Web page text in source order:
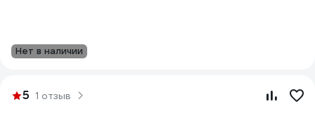
Нет в наличии
5 1 отзыв